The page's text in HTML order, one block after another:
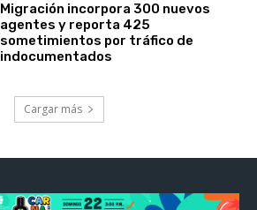
Migración incorpora 300 nuevos
agentes y reporta 425
sometimientos por tráfico de
indocumentados
Cargar más